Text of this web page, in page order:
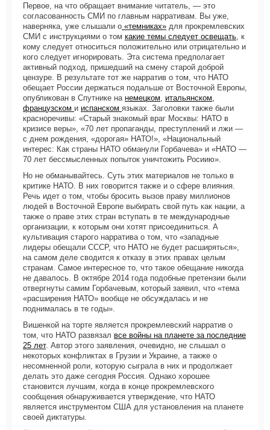
Первое, на что обращает внимание читатель, — это
согласованность СМИ по главным нарративам. Вы уже,
наверняка, уже слышали о «темниках» для прокремлевских
СМИ с инструкциями о том какие темы следует освещать , к
кому следует относиться положительно или отрицательно и
кого следует игнорировать. Эта система предполагает
активный подход, пришедший на смену старой доброй
цензуре. В результате тот же нарратив о том, что НАТО
обещает России держаться подальше от Восточной Европы,
опубликован в Спутнике на немецком
итальянском,
французском и испанском языках. Заголовки также были
красноречивы: «Старый знакомый враг Москвы: НАТО в
кризисе веры», «70 лет пропаганды, преступлений и лжи —
с днем рождения, «дорогая» НАТО!», «Национальный
интерес: Как страны НАТО обманули Горбачева» и «НАТО —
70 лет бессмысленных попыток уничтожить Росиию».
Но не обманывайтесь. Суть этих материалов не только в
критике НАТО. В них говорится также и о сфере влияния.
Речь идет о том, чтобы бросить вызов праву миллионов
людей в Восточной Европе выбирать свой путь как нации, а
также о праве этих стран вступать в те международные
организации, к которым они хотят присоединиться. А
культивация старого нарратива о том, что «западные
лидеры обещали СССР, что НАТО не будет расширяться»,
на самом деле сводится к отказу в этих правах целым
странам. Самое интересное то, что такое обещание никогда
не давалось. В октябре 2014 года подобные претензии были
отвергнуты самим Горбачевым, который заявил, что «тема
«расширения НАТО» вообще не обсуждалась и не
поднималась в те годы».
Вишенкой на торте является прокремлевский нарратив о
том, что НАТО развязал все войны на планете за последние
25 лет. Автор этого заявления, очевидно, не слышал о
некоторых конфликтах в Грузии и Украине, а также о
несомненной роли, которую сыграла в них и продолжает
делать это даже сегодня Россия. Однако хорошее
становится лучшим, когда в конце прокремлевского
сообщения обнаруживается утверждение, что НАТО
является инструментом США для установления на планете
своей диктатуры.